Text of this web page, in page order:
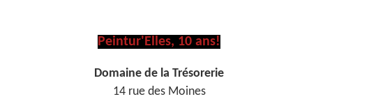
Peintur'Elles, 10 ans!
Domaine de la Trésorerie
14 rue des Moines